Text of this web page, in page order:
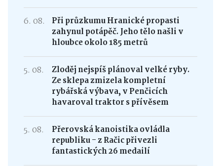
6. 08.
Při průzkumu Hranické propasti
zahynul potápěč. Jeho tělo našli v
hloubce okolo 185 metrů
5. 08.
Zloděj nejspíš plánoval velké ryby.
Ze sklepa zmizela kompletní
rybářská výbava, v Penčicích
havaroval traktor s přívěsem
5. 08.
Přerovská kanoistika ovládla
republiku - z Račic přivezli
fantastických 26 medailí